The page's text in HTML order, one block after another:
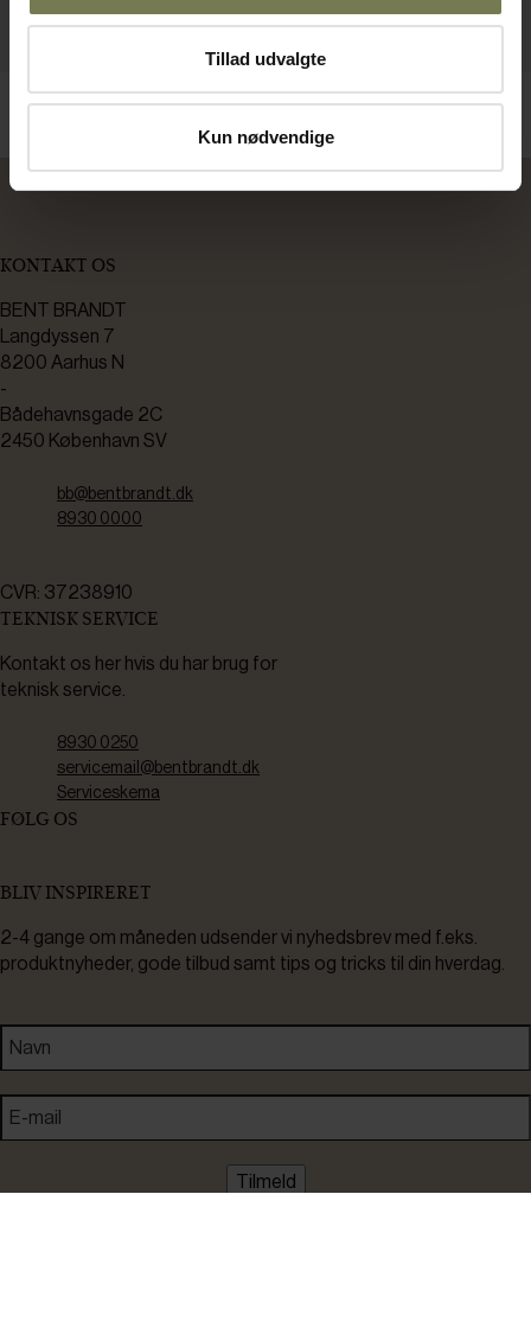
Tillad udvalgte
Kun nødvendige
KONTAKT OS
BENT BRANDT
Langdyssen 7
8200 Aarhus N
-
Bådehavnsgade 2C
2450 København SV
bb@bentbrandt.dk
8930 0000
CVR: 37238910
TEKNISK SERVICE
Kontakt os her hvis du har brug for
teknisk service.
8930 0250
servicemail@bentbrandt.dk
Serviceskema
FØLG OS
BLIV INSPIRERET
2-4 gange om måneden udsender vi nyhedsbrev med f.eks.
produktnyheder, gode tilbud samt tips og tricks til din hverdag.
Tilmeld